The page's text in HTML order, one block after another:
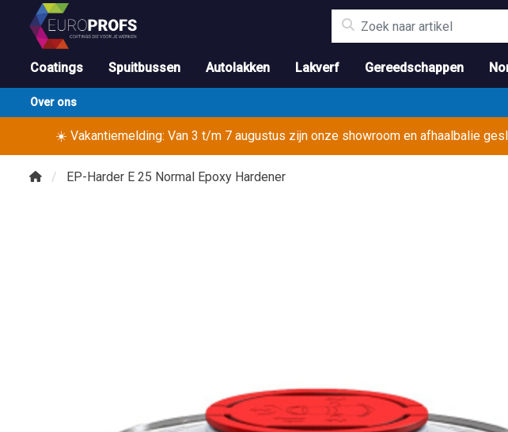
Coatings Spuitbussen Autolakken Lakverf Gereedschappen
Over ons
☀️ Vakantiemelding: Van 3 t/m 7 augustus zijn onze showroom en afhaalbalie
EP-Harder E 25 Normal Epoxy Hardener